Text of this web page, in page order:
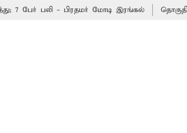
பேர் பலி - பிரதமர் மோடி இரங்கல் தொகுதி